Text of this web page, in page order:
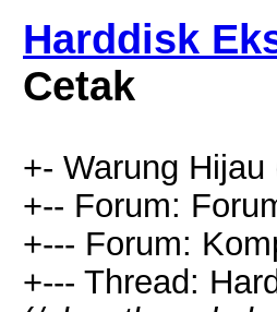
Harddisk
Cetak
+- Warung Hijau
+-- Forum:
+--- Forum:
+--- Thread: